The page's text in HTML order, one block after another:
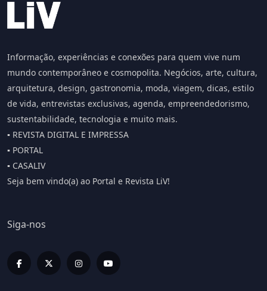
Informação, experiências e conexões para quem vive num
mundo contemporâneo e cosmopolita. Negócios, arte, cultura,
arquitetura, design, gastronomia, moda, viagem, dicas, estilo
de vida, entrevistas exclusivas, agenda, empreendedorismo,
sustentabilidade, tecnologia e muito mais.
▪️ REVISTA DIGITAL E IMPRESSA
▪️ PORTAL
▪️ CASALIV
Seja bem vindo(a) ao Portal e Revista LiV!
Siga-nos